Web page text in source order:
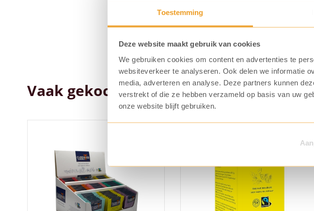
Toestemming
Deze website maakt gebruik van cookies
We gebruiken cookies om content en advertenties te
websiteverkeer te analyseren. Ook delen we informatie
media, adverteren en analyse. Deze partners kunnen
verstrekt of die ze hebben verzameld op basis van uw
onze website blijft gebruiken.
Vaak gekocht samen met...